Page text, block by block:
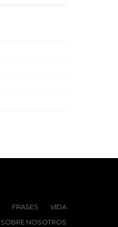
FRASES
VIDA
SOBRE NOSOTROS